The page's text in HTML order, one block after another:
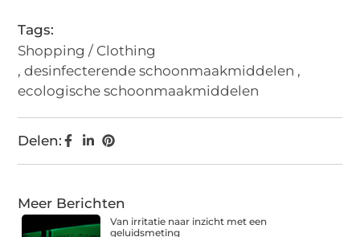
Tags:
Shopping / Clothing
,desinfecterende schoonmaakmiddelen ,
ecologische schoonmaakmiddelen
Delen:
Meer Berichten
Van irritatie naar inzicht met een
geluidsmeting